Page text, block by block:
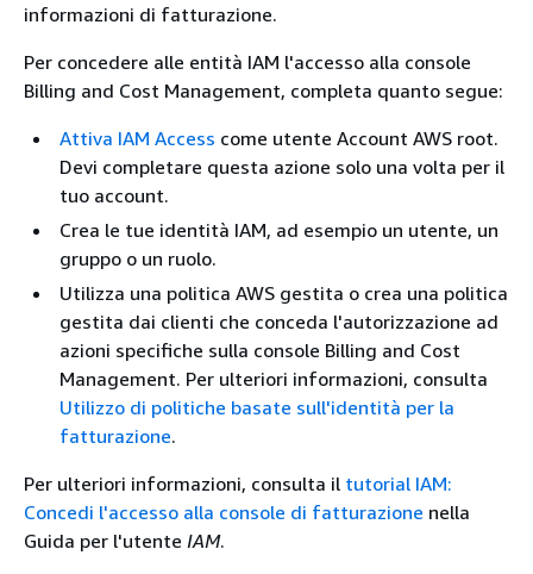
informazioni di fatturazione.
Per concedere alle entità IAM l'accesso alla console
Billing and Cost Management, completa quanto segue:
Attiva IAM Access come utente Account AWS root.
Devi completare questa azione solo una volta per il
tuo account.
Crea le tue identità IAM, ad esempio un utente, un
gruppo o un ruolo.
Utilizza una politica AWS gestita o crea una politica
gestita dai clienti che conceda l'autorizzazione ad
azioni specifiche sulla console Billing and Cost
Management. Per ulteriori informazioni, consulta
Utilizzo di politiche basate sull'identità per la
fatturazione.
Per ulteriori informazioni, consulta il tutorial IAM:
Concedi l'accesso alla console di fatturazione nella
Guida per l'utente IAM.